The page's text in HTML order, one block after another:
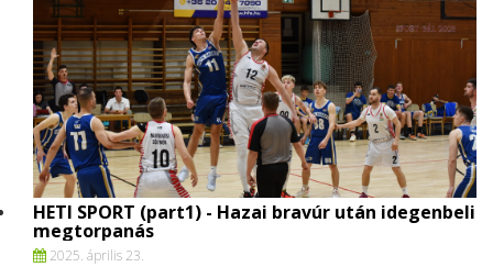
HETI SPORT (part1) - Hazai bravúr után idegenbeli
megtorpanás
2025. április 23.